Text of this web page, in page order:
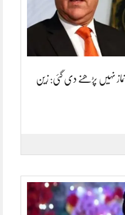
نماز نہیں پڑھنے دی گئی: زین